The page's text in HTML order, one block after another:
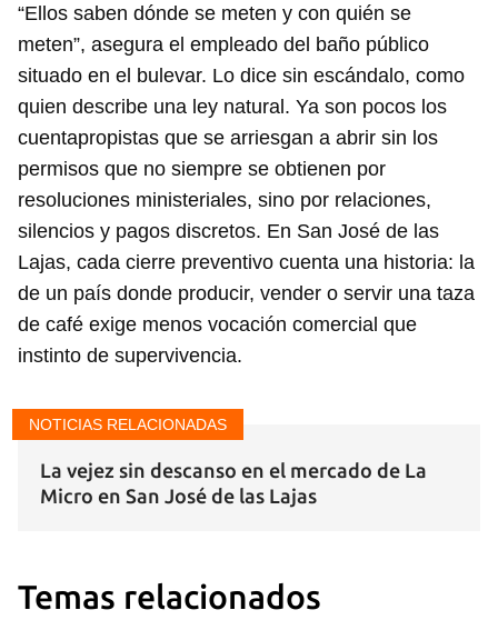
“Ellos saben dónde se meten y con quién se
meten”, asegura el empleado del baño público
situado en el bulevar. Lo dice sin escándalo, como
quien describe una ley natural. Ya son pocos los
cuentapropistas que se arriesgan a abrir sin los
permisos que no siempre se obtienen por
resoluciones ministeriales, sino por relaciones,
silencios y pagos discretos. En San José de las
Lajas, cada cierre preventivo cuenta una historia: la
de un país donde producir, vender o servir una taza
de café exige menos vocación comercial que
instinto de supervivencia.
NOTICIAS RELACIONADAS
La vejez sin descanso en el mercado de La
Micro en San José de las Lajas
Temas relacionados